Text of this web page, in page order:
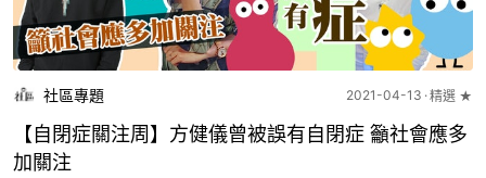
社區專題 2021-04-13 精選 ★
【自閉症關注周】方健儀曾被誤有自閉症 籲社會應多
加關注